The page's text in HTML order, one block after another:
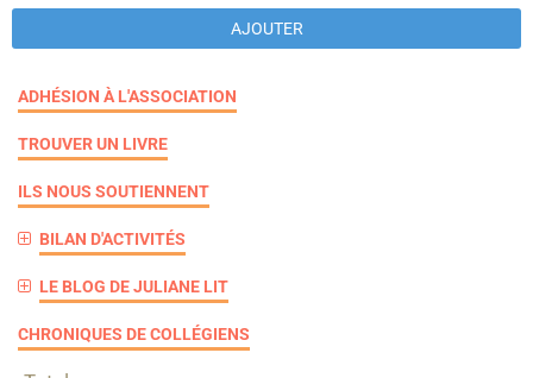
AJOUTER
ADHÉSION À L'ASSOCIATION
TROUVER UN LIVRE
ILS NOUS SOUTIENNENT
BILAN D'ACTIVITÉS
LE BLOG DE JULIANE LIT
CHRONIQUES DE COLLÉGIENS